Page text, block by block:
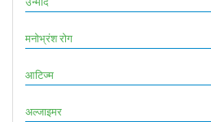
मनोभ्रंश रोग
आटिज्म
अल्जाइमर